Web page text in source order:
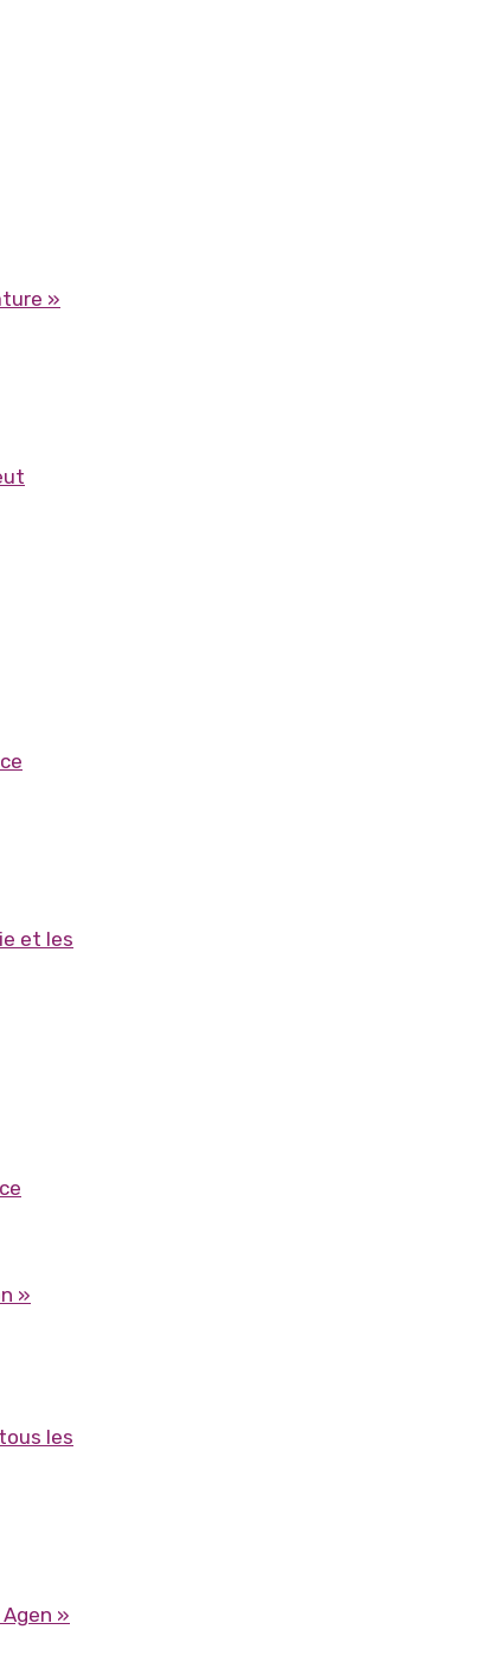
»
et les
»
les
»